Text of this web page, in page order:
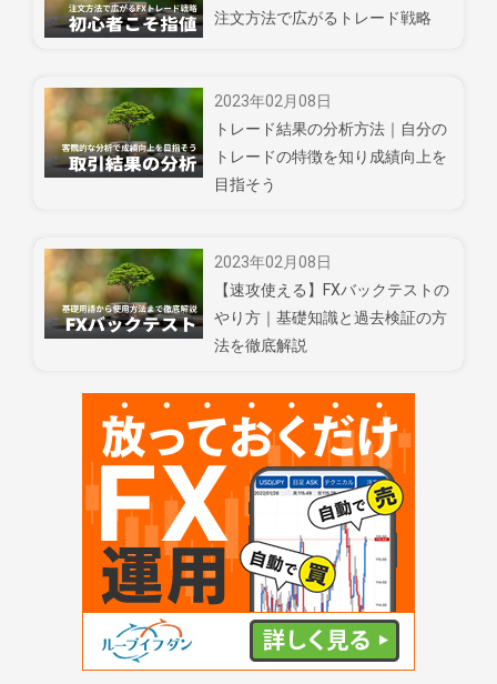
注文方法で広がるトレード戦略
2023年02月08日
トレード結果の分析方法｜自分の
トレードの特徴を知り成績向上を
目指そう
2023年02月08日
【速攻使える】FXバックテストの
やり方｜基礎知識と過去検証の方
法を徹底解説